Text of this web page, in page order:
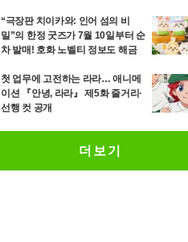
“극장판 치이카와: 인어 섬의 비
밀”의 한정 굿즈가 7월 10일부터 순
차 발매! 호화 노벨티 정보도 해금
첫 업무에 고전하는 라라… 애니메
이션 『안녕, 라라』 제5화 줄거리·
선행 컷 공개
더보기